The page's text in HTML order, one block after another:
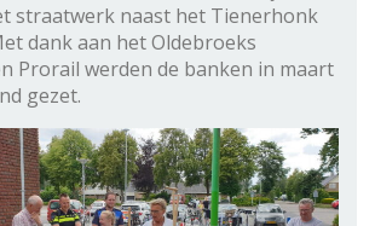
straatwerk naast het Tienerhonk
dank aan het Oldebroeks
Prorail werden de banken in maart
gezet.